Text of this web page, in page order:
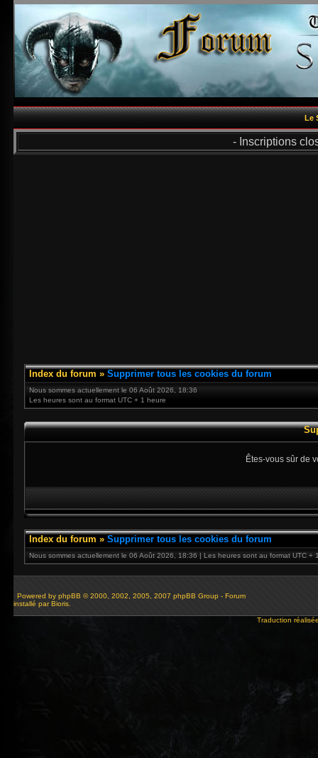
Le
- Inscriptions
Index du forum » Supprimer tous les cookies du forum
Nous sommes actuellement le 06 Août 2026, 18:36
Les heures sont au format UTC + 1 heure
Êtes-vous sûr de
Index du forum » Supprimer tous les cookies du forum
Nous sommes actuellement le 06 Août 2026, 18:36 | Les heures sont au format UTC +
Powered by phpBB © 2000, 2002, 2005, 2007 phpBB Group - Forum
installé par Bioris.
Traduction